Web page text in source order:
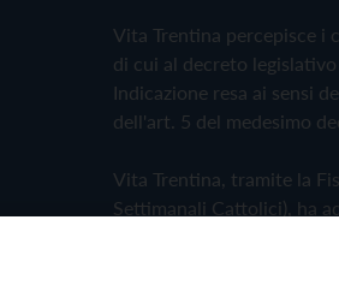
Vita Trentina percepisce
di cui al decreto
Indicazione resa ai sensi
dell'art. 5 del medesimo
Vita Trentina, tramite la
Settimanali Cattolici), ha